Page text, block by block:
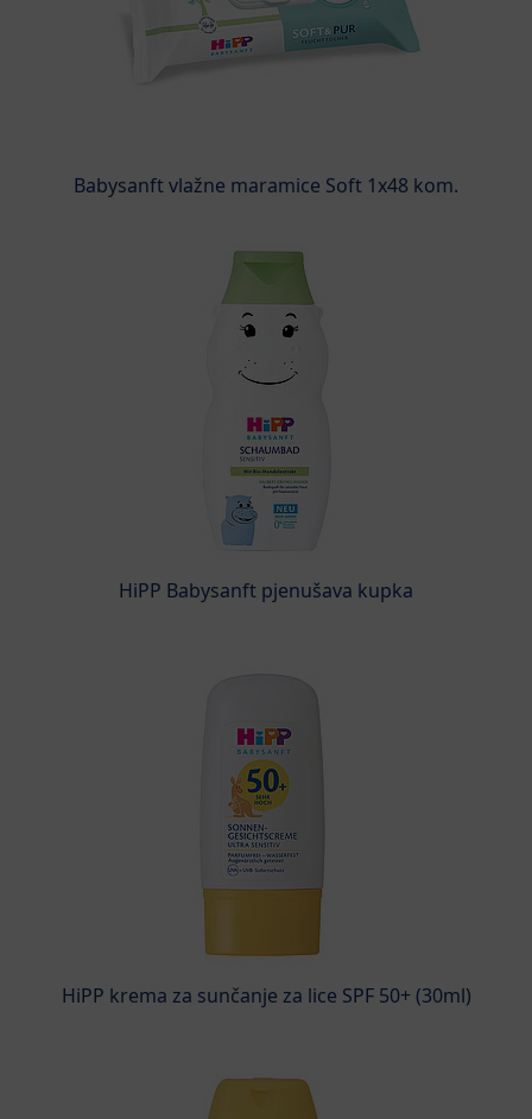
Babysanft vlažne maramice Soft 1x48 kom.
HiPP Babysanft pjenušava kupka
HiPP krema za sunčanje za lice SPF 50+ (30ml)